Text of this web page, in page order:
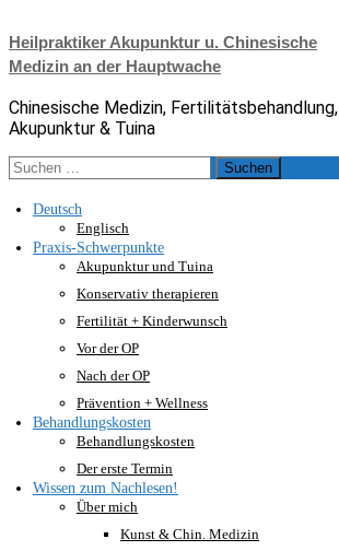
Inhalt
springen
Heilpraktiker Akupunktur u. Chinesische
Medizin an der Hauptwache
Chinesische Medizin, Fertilitätsbehandlung,
Akupunktur & Tuina
Suche
nach:
Deutsch
Englisch
Praxis-Schwerpunkte
Akupunktur und Tuina
Konservativ therapieren
Fertilität + Kinderwunsch
Vor der OP
Nach der OP
Prävention + Wellness
Behandlungskosten
Behandlungskosten
Der erste Termin
Wissen zum Nachlesen!
Über mich
Kunst & Chin. Medizin